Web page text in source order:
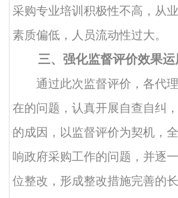
采购专业培训积极性不高，从
素质偏低，人员流动性过大。
三、强化监督评价效果运
通过此次监督评价，各代
在的问题，认真开展自查自纠
的成因，以监督评价为契机，
响政府采购工作的问题，并逐
位整改，形成整改措施完善的